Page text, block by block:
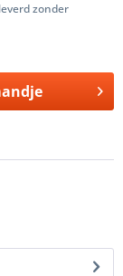
zonder